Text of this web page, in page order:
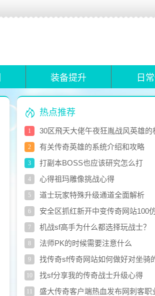
装备提升 日
热点推荐
1
30区飛天大佬午夜狂胤战风英雄的
分享
2 有关传奇英雄的系统介绍和攻略
3 打副本BOSS也应该研究怎么打
4 心得祖玛雕像挑战心得
5 道士玩家特殊升级通道全面解析
6
安全区抓红新开中变传奇网站100
监狱的脚最新传奇本
7 机战sf高手为什么都选择玩战士？
8 法师PK的时候需要注意什么
9 找传奇sf传奇网站如何做好对坐骑
10 找sf分享我的传奇战士升级心得
11
盛大传奇客户端热血发布网刺客职